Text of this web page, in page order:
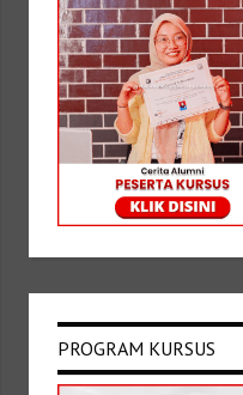
PROGRAM KURSUS